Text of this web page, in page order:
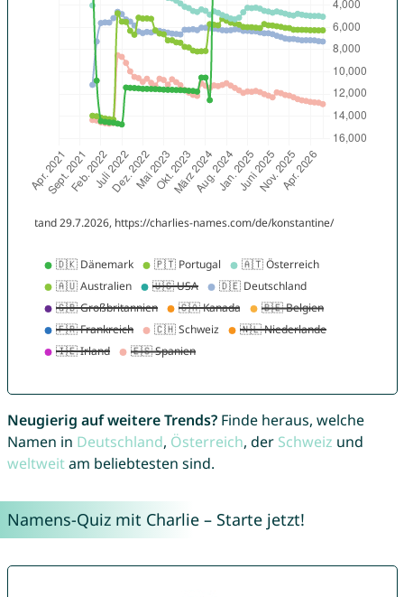
Neugierig auf weitere Trends?Finde heraus, welche
Namen in Deutschland, Österreich, der Schweiz und
weltweitam beliebtesten sind.
Namens-Quiz mit Charlie – Starte jetzt!